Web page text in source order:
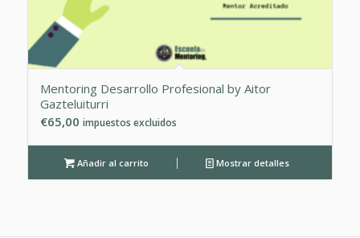
Mentoring Desarrollo Profesional by Aitor
Gazteluiturri
€65,00 impuestos excluidos
Añadir al carrito Mostrar detalles